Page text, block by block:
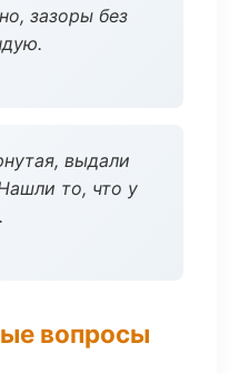
зазоры без
выдали
то, что у
вопросы